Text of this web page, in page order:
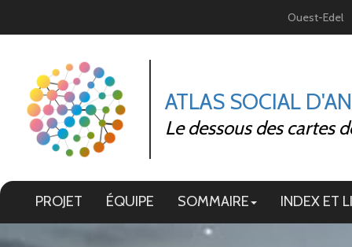
Ouest-Edel
ATLAS SOCIAL
Le dessous des cartes
PROJET ÉQUIPE SOMMAIRE INDEX ET